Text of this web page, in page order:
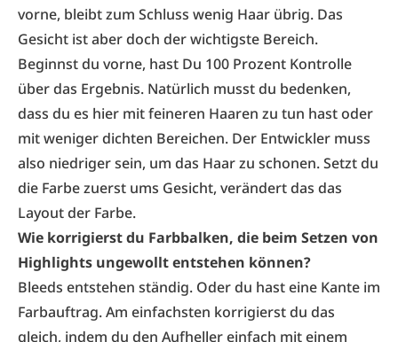
vorne, bleibt zum Schluss wenig Haar übrig. Das
Gesicht ist aber doch der wichtigste Bereich.
Beginnst du vorne, hast Du 100 Prozent Kontrolle
über das Ergebnis. Natürlich musst du bedenken,
dass du es hier mit feineren Haaren zu tun hast oder
mit weniger dichten Bereichen. Der Entwickler muss
also niedriger sein, um das Haar zu schonen. Setzt du
die Farbe zuerst ums Gesicht, verändert das das
Layout der Farbe.
Wie korrigierst du Farbbalken, die beim Setzen von
Highlights ungewollt entstehen können?
Bleeds entstehen ständig. Oder du hast eine Kante im
Farbauftrag. Am einfachsten korrigierst du das
gleich, indem du den Aufheller einfach mit einem